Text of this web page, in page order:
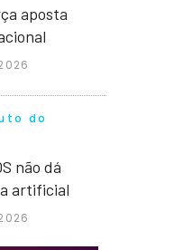
aposta
do
não dá
artificial